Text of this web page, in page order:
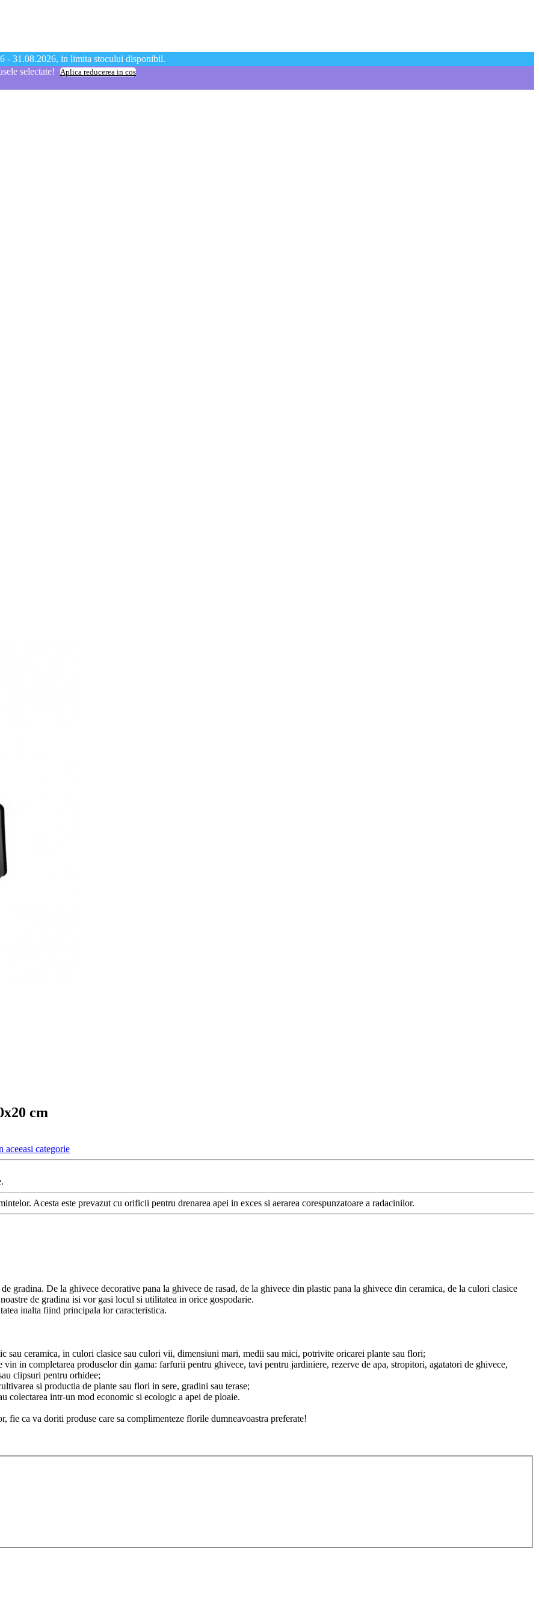
- 31.08.2026, in limita stocului disponibil.
selectate!
Aplica reducerea in cos
cm
aceeasi categorie
Acesta este prevazut cu orificii pentru drenarea apei in exces si aerarea corespunzatoare a radacinilor.
gradina. De la ghivece decorative pana la ghivece de rasad, de la ghivece din plastic pana la ghivece din ceramica, de la culori clasice
de gradina isi vor gasi locul si utilitatea in orice gospodarie.
inalta fiind principala lor caracteristica.
sau ceramica, in culori clasice sau culori vii, dimensiuni mari, medii sau mici, potrivite oricarei plante sau flori;
in completarea produselor din gama: farfurii pentru ghivece, tavi pentru jardiniere, rezerve de apa, stropitori, agatatori de ghivece,
clipsuri pentru orhidee;
si productia de plante sau flori in sere, gradini sau terase;
colectarea intr-un mod economic si ecologic a apei de ploaie.
ca va doriti produse care sa complimenteze florile dumneavoastra preferate!